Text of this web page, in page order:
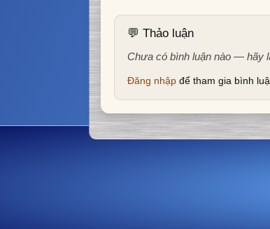
💬 Thảo luận
Chưa có bình luận nào — hãy
Đăng nhập để tham gia bình